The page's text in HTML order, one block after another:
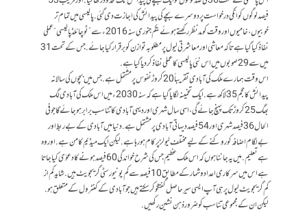
فیصد لوگوں کو انکی درخواست پر دوسرے بچے کی پیدائش کی اجازت دی گئی. پالیسی میں تمام تر
خوبیوں، خامیوں اور وقت کو مدنظر رکھتے ہوئے یکم جنوری سنہ 2016ء سے ”ٹو چائلڈ پالیسی“ عملی
نفاذ کیا گیا ہے تاکہ معاشی اور معاشرتی لیول پر مطلوبہ توازن کو برقرار کیا جائے. جس کے تحت 31
میں سے 29 صوبوں میں اس نئی پالیسی کا عملی نفاذ کر دیا گیا ہے.
اس وقت ہمارے ملک کی آبادی تقریباً 20 کروڑ نفوس پر مشتمل ہے. جس میں بچوں کی سالانہ
پیدائش کا حجم 35 لاکھ ہے. ایک تخمینہ لگایا گیا ہے کہ سنہ 2030ء میں اس ملک کی آبادی لگ
بھگ 25 کروڑ تک پہنچ جائے گی، اسی سال شہری اور دیہی آبادی کا تناسب برابر ہو جائے گا جو فی
الحال 36 فیصد شہری اور 54 فیصد دیہاتی آبادی پر مشتمل ہے. دنیا میں آبادی کے بے ربط اور
بےلگام اضافہ کو روکنے کے لیے مختلف لیولز پر کام ہو رہا ہے. لیکن ایک میڈیم کامن ہے. اور وہ
ہے تعلیم. میں یہ جاننا ہوں کہ اس ملک عظیم جس کی شرح خواندگی 60 فیصد ہونے کا دعوٰی کیا جاتا
ہے اس میں سرکاری اعداد و شمار کے مطابق 10 فیصد سے کم یونیورسٹی گریجویٹ ہیں. شاید کم از
کم گریجویٹ لیول پر ہی آپ ایسی سیر حاصل گفتگو کر سکتے ہیں جو آبادی کے کنٹرول کے متعلق ہو.
لیکن ان کے مجموعی تناسب کو ضرور ذہن نشین رکھیں.